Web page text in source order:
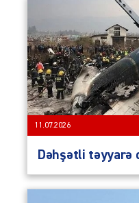
11.07.2026
Dəhşətli təyyarə